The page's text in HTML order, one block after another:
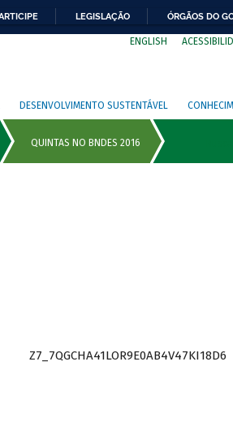
LEGISLAÇÃO ÓRGÃOS DO
ENGLISH
DESENVOLVIMENTO SUSTENTÁVEL
Z7_7QGCHA41LOR9E0AB4V47KI18D6